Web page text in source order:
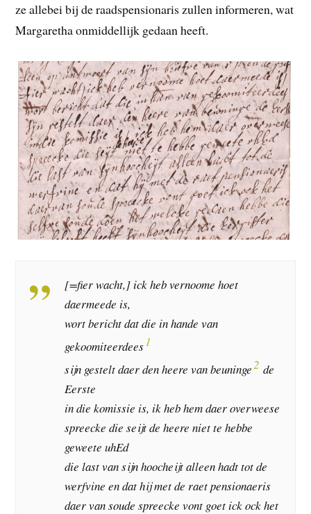
ze allebei bij de raadspensionaris zullen informeren, wat
Margaretha onmiddellijk gedaan heeft.
[=fier wacht,] ick heb vernoome hoet
daermeede is,
wort bericht dat die in hande van
gekoomiteerdees1
sijn gestelt daer den heere van beuninge2 de
Eerste
in die komissie is, ik heb hem daer overweese
spreecke die seijt de heere niet te hebbe
geweete uhEd
die last van sijn hoocheijt alleen hadt tot de
werfvine en dat hij met de raet pensionaeris
daer van soude spreecke vont goet ick ock het